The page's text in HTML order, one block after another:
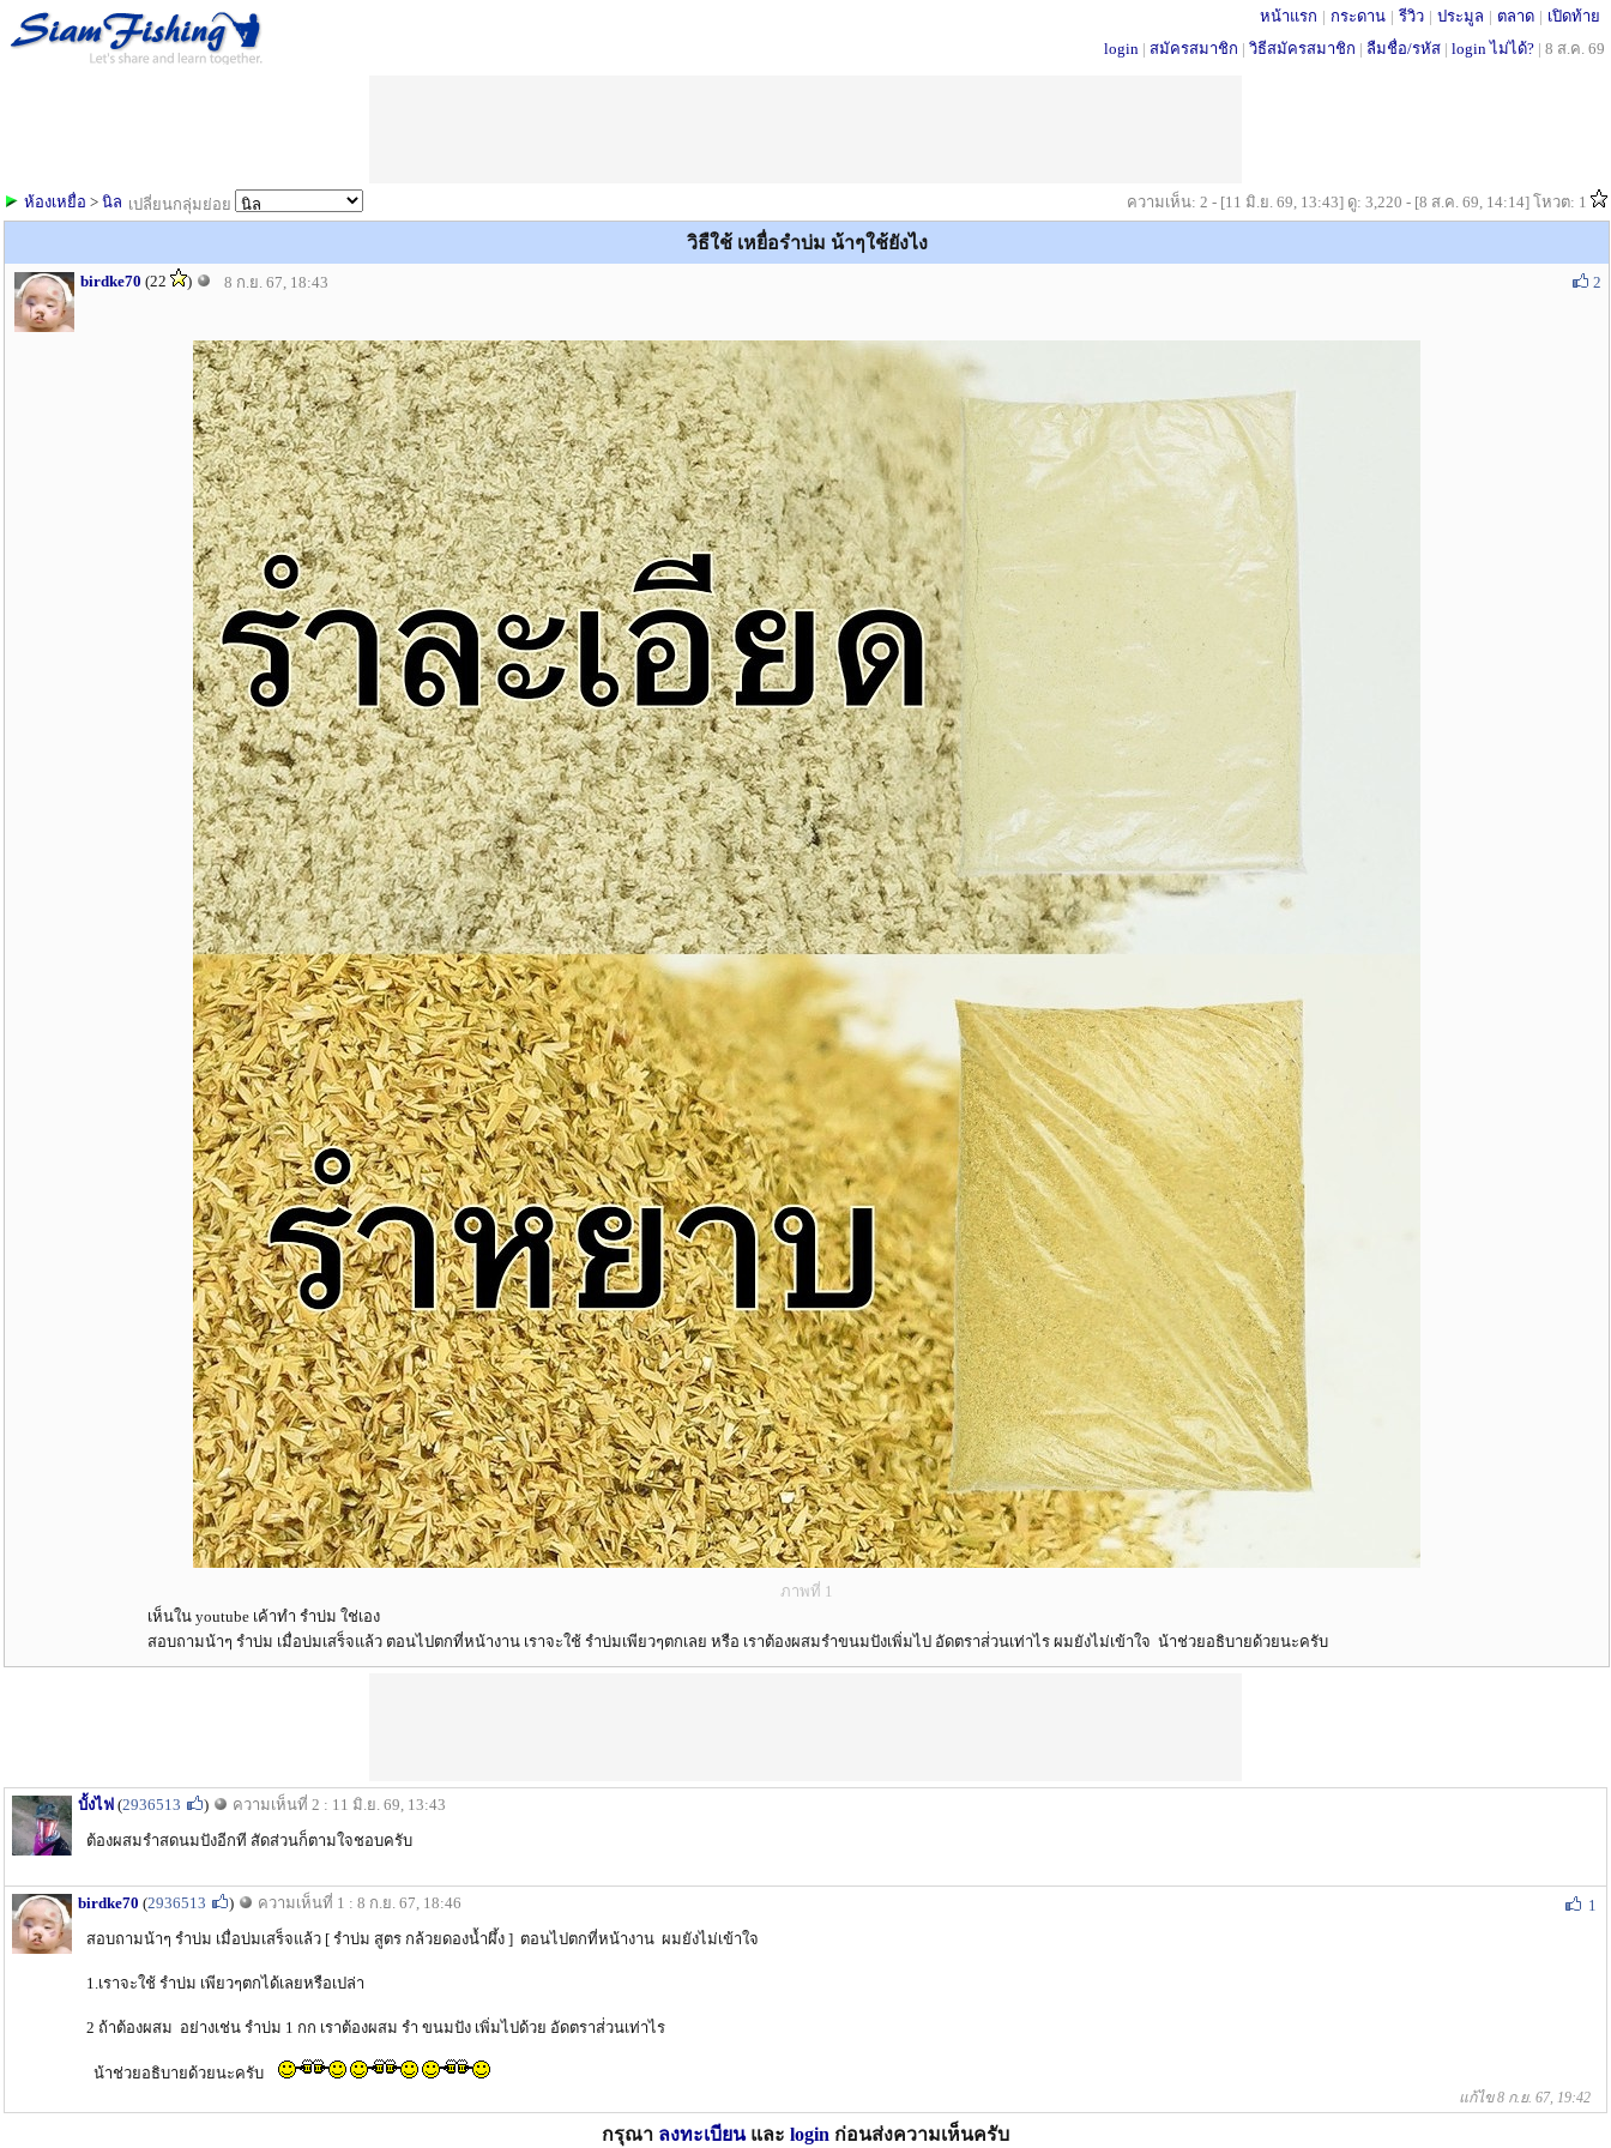
หน้าแรก | กระดาน | รีวิว | ประมูล | ตลาด | เปิดท้าย
login | สมัครสมาชิก | วิธีสมัครสมาชิก | ลืมชื่อ/รหัส | login ไม่ได้? | 8 ส.ค. 69
เปลี่ยนกลุ่มย่อย
ห้องเหยื่อ > นิล ความเห็น: 2 - [11 มิ.ย. 69, 13:43] ดู: 3,220 - [8 ส.ค. 69, 14:14] โหวต: 1
วิธืใช้ เหยื่อรำบ่ม น้าๆใช้ยังไง
birdke70 (22 ) 8 ก.ย. 67, 18:43 2
ภาพที่ 1
เห็นใน youtube เค้าทำ รำบ่ม ใช่เอง
สอบถามน้าๆ รำบ่ม เมื่อบ่มเสร็จแล้ว ตอนไปตกที่หน้างาน เราจะใช้ รำบ่มเพียวๆตกเลย หรือ เราต้องผสมรำขนมปังเพิ่มไป อัดตราส่่วนเท่าไร ผมยังไม่เข้าใจ น้าช่วยอธิบายด้วยนะครับ
บั้งไฟ (2936513 )
ความเห็นที่ 2 : 11 มิ.ย. 69, 13:43
ต้องผสมรำสดนมปังอีกที สัดส่วนก็ตามใจชอบครับ
birdke70 (2936513 ) ความเห็นที่ 1 : 8 ก.ย. 67, 18:46
1
สอบถามน้าๆ รำบ่ม เมื่อบ่มเสร็จแล้ว [ รำบ่ม สูตร กล้วยดองน้ำผึ้ง ] ตอนไปตกที่หน้างาน ผมยังไม่เข้าใจ
1.เราจะใช้ รำบ่ม เพียวๆตกได้เลยหรือเปล่า
2 ถ้าต้องผสม อย่างเช่น รำบ่ม 1 กก เราต้องผสม รำ ขนมปัง เพิ่มไปด้วย อัดตราส่่วนเท่าไร
น้าช่วยอธิบายด้วยนะครับ
แก้ไข 8 ก.ย. 67, 19:42
กรุณา ลงทะเบียนและ login ก่อนส่งความเห็นครับ